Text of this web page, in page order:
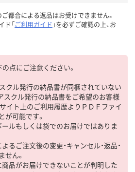
ご都合による返品はお受けできません。
ド「ご利用ガイド 」を必ずご確認の上、お
点にご注意ください。
スクル発行の納品書が同梱されていない
スクル発行の納品書をご希望のお客様
サイト上のご利用履歴よりＰＤＦファイ
が可能です。
ールもしくは袋でのお届けではありま
るご注文後の変更・キャンセル・返品・
せん。
商品がお届けできないことが判明した